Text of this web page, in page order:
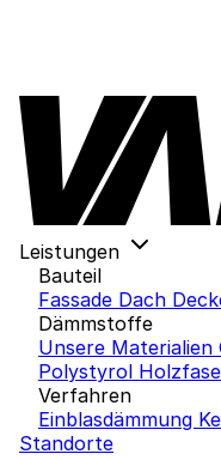
Leistungen
Bauteil
Fassade Dach
Dämmstoffe
Unsere Materialien
Polystyrol
Verfahren
Einblasdämmung
Standorte